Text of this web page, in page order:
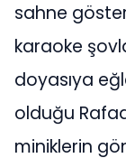
sahne
karaoke
doyasıya
olduğu
miniklerin